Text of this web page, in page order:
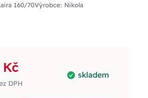
160/70Výrobce: Nikola
skladem
Kč
DPH